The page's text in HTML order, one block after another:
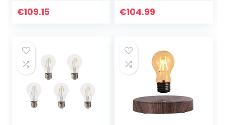
E27 Basis 2200k
€109.15
Decoratieve
€104.99